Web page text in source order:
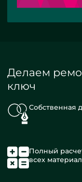
Делаем
ключ
Собственная
Полный
всех